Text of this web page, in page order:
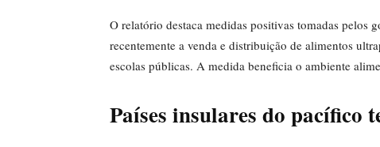
O relatório destaca medidas positivas tomadas pelos
recentemente a venda e distribuição de alimentos
escolas públicas. A medida beneficia o ambiente
Países insulares do pacífico